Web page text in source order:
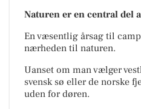
Naturen er en central del
En væsentlig årsag til
nærheden til naturen.
Uanset om man vælger
svensk sø eller de norske
uden for døren.